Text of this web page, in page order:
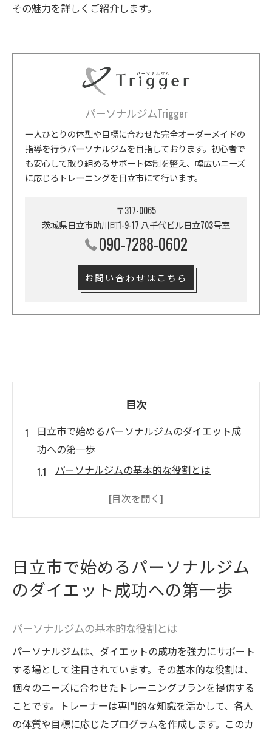
その魅力を詳しくご紹介します。
パーソナルジムTrigger
一人ひとりの体型や目標に合わせた完全オーダーメイドの
指導を行うパーソナルジムを目指しております。初心者で
も安心して取り組めるサポート体制を整え、幅広いニーズ
に応じるトレーニングを日立市にて行います。
〒317-0065
茨城県日立市助川町1-9-17 八千代ビル日立703号室
090-7288-0602
お問い合わせはこちら
目次
日立市で始めるパーソナルジムのダイエット成
功への第一歩
パーソナルジムの基本的な役割とは
ダイエット目標の設定とその重要性
初めてのパーソナルジム体験の流れ
パーソナルジムでのダイエットを成功させるた
基礎代謝を理解する
カロリー管理の重要性
バランスの取れた食事の基本
筋力トレーニングの効果とメリット
有酸素運動の取り入れ方
日立市で始めるパーソナルジム
のダイエット成功への第一歩
パーソナルジムの基本的な役割とは
パーソナルジムは、ダイエットの成功を強力にサポート
する場として注目されています。その基本的な役割は、
個々のニーズに合わせたトレーニングプランを提供する
ことです。トレーナーは専門的な知識を活かして、各人
の体質や目標に応じたプログラムを作成します。このカ